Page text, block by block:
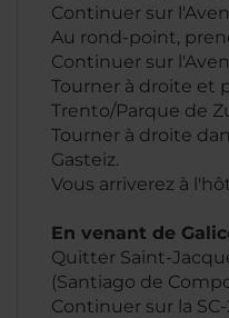
Continuer sur
Au rond-point,
Continuer sur
Tourner à droite et
Trento/Parque de
Tourner à droite
Gasteiz.
Vous arriverez à
En venant de
Quitter Saint-
(Santiago de
Continuer sur la